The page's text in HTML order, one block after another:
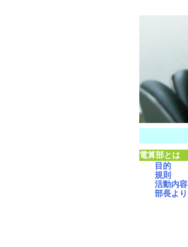
電算部とは
目的
規則
活動内容
部長より